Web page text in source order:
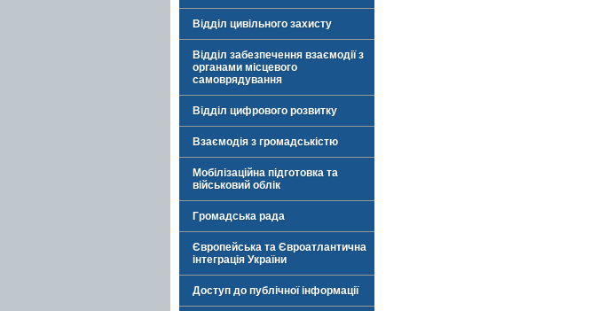
Відділ цивільного захисту
Відділ забезпечення взаємодії з
органами місцевого
самоврядування
Відділ цифрового розвитку
Взаємодія з громадськістю
Мобілізаційна підготовка та
військовий облік
Громадська рада
Європейська та Євроатлантична
інтеграція України
Доступ до публічної інформації